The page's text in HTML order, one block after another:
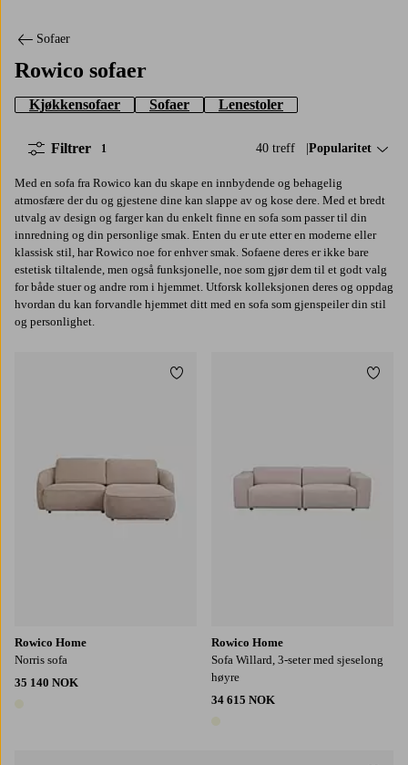
Sofaer
Rowico sofaer
Kjøkkensofaer Sofaer Lenestoler
40 treff Sorter på:
Popularitet
Filtrer 1
Med en sofa fra Rowico kan du skape en innbydende og behagelig
atmosfære der du og gjestene dine kan slappe av og kose dere. Med et bredt
utvalg av design og farger kan du enkelt finne en sofa som passer til din
innredning og din personlige smak. Enten du er ute etter en moderne eller
klassisk stil, har Rowico noe for enhver smak. Sofaene deres er ikke bare
estetisk tiltalende, men også funksjonelle, noe som gjør dem til et godt valg
for både stuer og andre rom i hjemmet. Utforsk kolleksjonen deres og oppdag
hvordan du kan forvandle hjemmet ditt med en sofa som gjenspeiler din stil
og personlighet.
Rowico Home
Norris sofa
35 140 NOK
Legg til favoritter
Rowico Home
Sofa Willard, 3-seter med sjeselong
høyre
34 615 NOK